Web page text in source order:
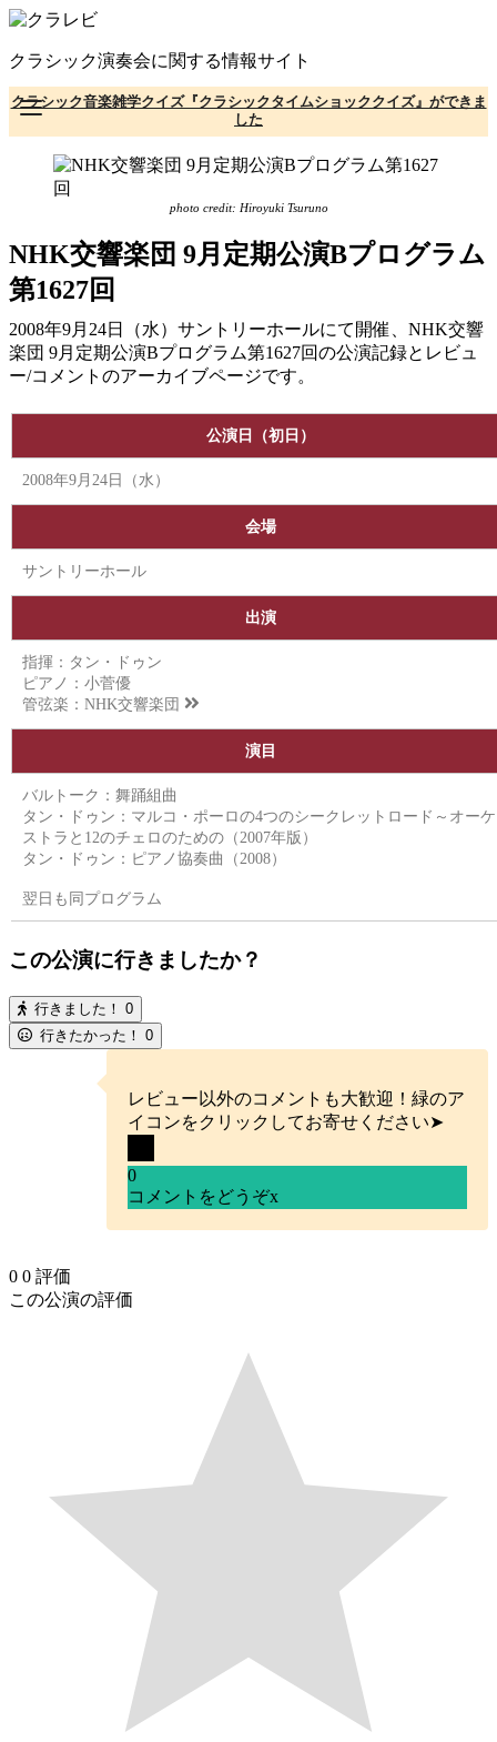
コ
テ
ン
ツ
へ
クラシック演奏会に関する情報サイト
クラシック音楽雑学クイズ『クラシックタイムショッククイズ』ができま
した
photo credit: Hiroyuki Tsuruno
NHK交響楽団 9月定期公演Bプログラム
第1627回
2008年9月24日（水）サントリーホールにて開催、NHK交響
楽団 9月定期公演Bプログラム第1627回の公演記録とレビュ
ー/コメントのアーカイブページです。
公演日（初日）
2008年9月24日（水）
会場
サントリーホール
出演
指揮：タン・ドゥン
ピアノ：小菅優
管弦楽： NHK交響楽団
演目
バルトーク：舞踊組曲
タン・ドゥン：マルコ・ポーロの4つのシークレットロード～オーケ
ストラと12のチェロのための（2007年版）
タン・ドゥン：ピアノ協奏曲（2008）
翌日も同プログラム
この公演に行きましたか？
行きました！ 0
行きたかった！ 0
レビュー以外のコメントも大歓迎！緑のア
イコンをクリックしてお寄せください➤
0
コメントをどうぞx
0 0 評価
この公演の評価